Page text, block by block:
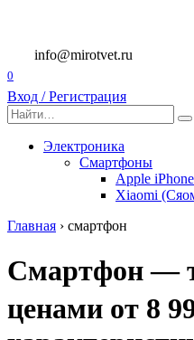
содержанию
info@mirotvet.ru
0
Вход / Регистрация
Search
for:
Электроника
Смартфоны
Apple iPhone
Xiaomi
Главная › смартфон
Смартфон —
ценами от 8